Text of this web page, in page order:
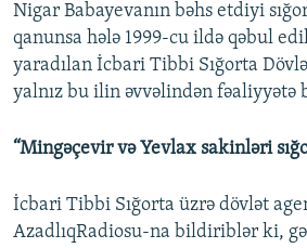
Nigar Babayevanın bəhs etdiyi
qanunsa hələ 1999-cu ildə qəbul
yaradılan İcbari Tibbi Sığorta
yalnız bu ilin əvvəlindən fəaliyyətə
“Mingəçevir və Yevlax sakinləri
İcbari Tibbi Sığorta üzrə dövlət
AzadlıqRadiosu-na bildiriblər ki,